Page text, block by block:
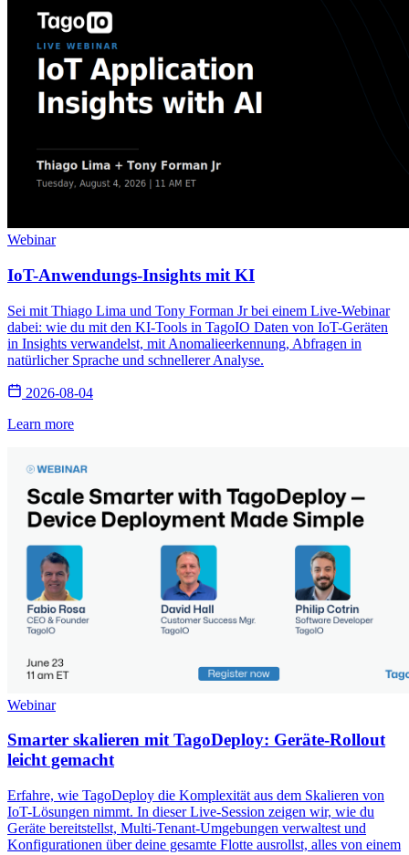
Webinar
IoT-Anwendungs-Insights mit KI
Sei mit Thiago Lima und Tony Forman Jr bei einem Live-Webinar
dabei: wie du mit den KI-Tools in TagoIO Daten von IoT-Geräten
in Insights verwandelst, mit Anomalieerkennung, Abfragen in
natürlicher Sprache und schnellerer Analyse.
2026-08-04
Learn more
Webinar
Smarter skalieren mit TagoDeploy: Geräte-Rollout
leicht gemacht
Erfahre, wie TagoDeploy die Komplexität aus dem Skalieren von
IoT-Lösungen nimmt. In dieser Live-Session zeigen wir, wie du
Geräte bereitstellst, Multi-Tenant-Umgebungen verwaltest und
Konfigurationen über deine gesamte Flotte ausrollst, alles von einem